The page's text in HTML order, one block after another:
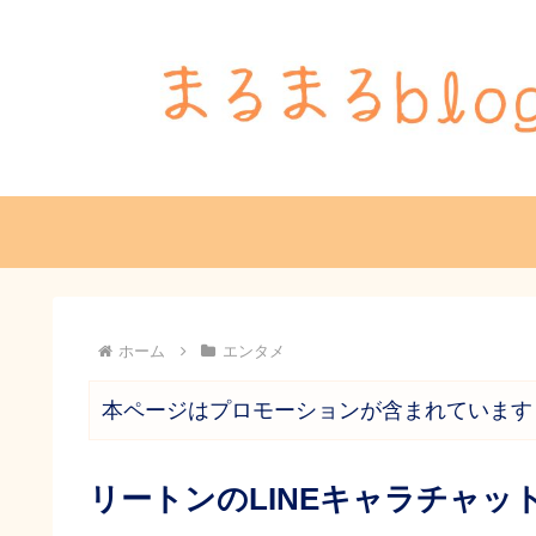
ホーム エンタメ
本ページはプロモーションが含まれています
リートンのLINEキャラチャッ